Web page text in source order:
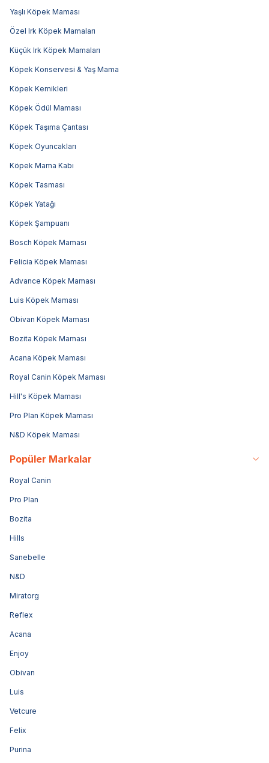
Yaşlı Köpek Maması
Özel Irk Köpek Mamaları
Küçük Irk Köpek Mamaları
Köpek Konservesi & Yaş Mama
Köpek Kemikleri
Köpek Ödül Maması
Köpek Taşıma Çantası
Köpek Oyuncakları
Köpek Mama Kabı
Köpek Tasması
Köpek Yatağı
Köpek Şampuanı
Bosch Köpek Maması
Felicia Köpek Maması
Advance Köpek Maması
Luis Köpek Maması
Obivan Köpek Maması
Bozita Köpek Maması
Acana Köpek Maması
Royal Canin Köpek Maması
Hill's Köpek Maması
Pro Plan Köpek Maması
N&D Köpek Maması
Popüler Markalar
Royal Canin
Pro Plan
Bozita
Hills
Sanebelle
N&D
Miratorg
Reflex
Acana
Enjoy
Obivan
Luis
Vetcure
Felix
Purina